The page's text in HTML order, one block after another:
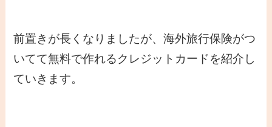
前置きが長くなりましたが、海外旅行保険がつ
いてて無料で作れるクレジットカードを紹介し
ていきます。